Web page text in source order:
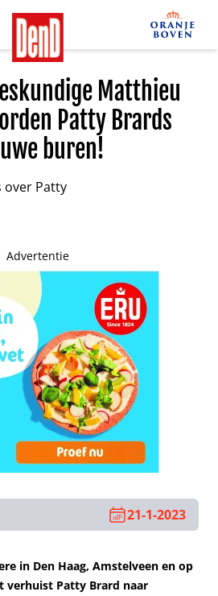
Matthieu
Patty Brards
buren!
Advertentie
21-1-2023
in Den Haag, Amstelveen en op
verhuist Patty Brard naar